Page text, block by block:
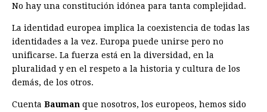
No hay una constitución idónea para tanta complejidad.
La identidad europea implica la coexistencia de todas las
identidades a la vez. Europa puede unirse pero no
unificarse. La fuerza está en la diversidad, en la
pluralidad y en el respeto a la historia y cultura de los
demás, de los otros.
Cuenta Bauman que nosotros, los europeos, hemos sido